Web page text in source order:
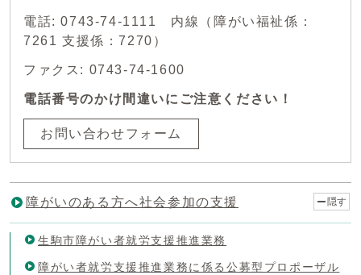
電話: 0743-74-1111 内線（障がい福祉係：
7261 支援係：7270）
ファクス: 0743-74-1600
電話番号のかけ間違いにご注意ください！
お問い合わせフォーム
障がいのある方へ社会参加の支援 隠す
生駒市障がい者就労支援推進業務
障がい者就労支援推進業務に係る公募型プロポーザル